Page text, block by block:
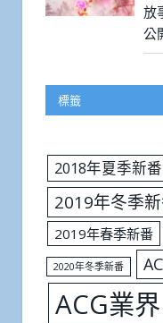
放
公
標籤
2018年夏季新番
2019年冬季
2019年春季新番
2020年冬季新番
ACG業界